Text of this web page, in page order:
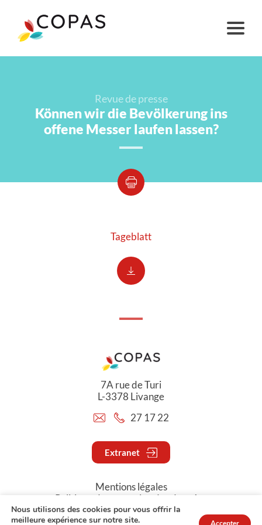
Revue de presse
Können wir die Bevölkerung ins
offene Messer laufen lassen?
Tageblatt
7A rue de Turi
L-3378 Livange
27 17 22
Extranet
Mentions légales
Politique de protection des données
Nous utilisons des cookies pour vous offrir la
meilleure expérience sur notre site.